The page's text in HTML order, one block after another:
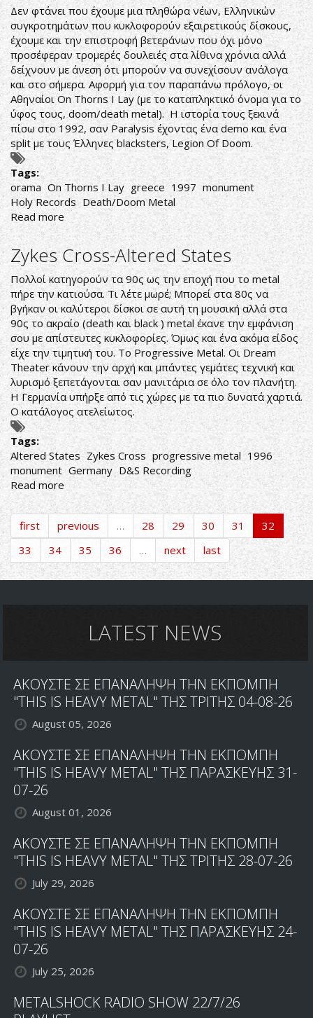
Δεν φτάνει που έχουμε μια πληθώρα νέων, Ελληνικών
συγκροτημάτων που κυκλοφορούν εξαιρετικούς δίσκους,
έχουμε και την επιστροφή βετεράνων που όχι μόνο
προσέφεραν τρομερές δουλειές στα λίθινα χρόνια αλλά
δείχνουν με άνεση ότι μπορούν να συνεχίσουν ανάλογα
και στο σήμερα. Αφορμή για τον παραπάνω πρόλογο, οι
Αθηναίοι On Thorns I Lay (με το καταπληκτικό όνομα για το
ύφος τους, doom/death metal). Η ιστορία τους ξεκινά
πίσω στο 1992, σαν Paralysis έχοντας ένα demo και ένα
split με τους Έλληνες blacksters, Legion Of Doom.
Tags:
orama On Thorns I Lay greece 1997 monument
Holy Records Death/Doom Metal
Read more about
On
Thorns
I
Lay-
Orama
Zykes Cross-Altered States
Πολλοί κατηγορούν τα 90ς ως την εποχή που το metal
πήρε την κατιούσα. Τι λέτε μωρέ; Μπορεί στα 80ς να
βγήκαν οι καλύτεροι δίσκοι σε αυτή τη μουσική αλλά στα
90ς το ακραίο (death και black ) metal έκανε την εμφάνιση
σου με απίστευτες κυκλοφορίες. Όμως και ένα ακόμα είδος
είχε την τιμητική του. Το Progressive Metal. Οι Dream
Theater κάνουν την αρχή και μπάντες γεμάτες τεχνική και
λυρισμό ξεπετάγονται σαν μανιτάρια σε όλο τον πλανήτη.
Η Γερμανία υπήρξε από τις χώρες με τα πιο δυνατά χαρτιά.
Ο κατάλογος ατελείωτος.
Tags:
Altered States Zykes Cross progressive metal 1996
monument Germany D&S Recording
Read more about
Zykes
Cross-
Altered
States
first previous … 28 29 30 31
32
33
34 35 36 … next last
LATEST NEWS
ΑΚΟΥΣΤΕ ΣΕ ΕΠΑΝΑΛΗΨΗ ΤΗΝ ΕΚΠΟΜΠΗ
"THIS IS HEAVY METAL" ΤΗΣ ΤΡΙΤΗΣ 04-08-26
August 05, 2026
ΑΚΟΥΣΤΕ ΣΕ ΕΠΑΝΑΛΗΨΗ ΤΗΝ ΕΚΠΟΜΠΗ
"THIS IS HEAVY METAL" ΤΗΣ ΠΑΡΑΣΚΕΥΗΣ 31-
07-26
August 01, 2026
ΑΚΟΥΣΤΕ ΣΕ ΕΠΑΝΑΛΗΨΗ ΤΗΝ ΕΚΠΟΜΠΗ
"THIS IS HEAVY METAL" ΤΗΣ ΤΡΙΤΗΣ 28-07-26
July 29, 2026
ΑΚΟΥΣΤΕ ΣΕ ΕΠΑΝΑΛΗΨΗ ΤΗΝ ΕΚΠΟΜΠΗ
"THIS IS HEAVY METAL" ΤΗΣ ΠΑΡΑΣΚΕΥΗΣ 24-
07-26
July 25, 2026
METALSHOCK RADIO SHOW 22/7/26